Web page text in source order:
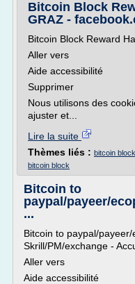
Bitcoin Block
GRAZ -
Bitcoin Block Reward
Aller vers
Aide accessibilité
Supprimer
Nous utilisons des
ajuster et...
Lire la suite
Thèmes liés : bitcoin
bitcoin block
Bitcoin to
paypal/payeer/
...
Bitcoin to paypal/
Skrill/PM/exchange -
Aller vers
Aide accessibilité